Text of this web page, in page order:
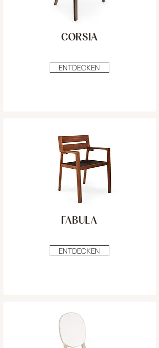
ENTDECKEN
CORSIA
ENTDECKEN
FABULA